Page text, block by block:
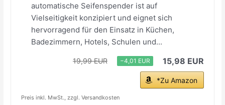
automatische Seifenspender ist auf
Vielseitigkeit konzipiert und eignet sich
hervorragend für den Einsatz in Küchen,
Badezimmern, Hotels, Schulen und...
19,99 EUR −4,01 EUR 15,98 EUR
*Zu Amazon
Preis inkl. MwSt., zzgl. Versandkosten